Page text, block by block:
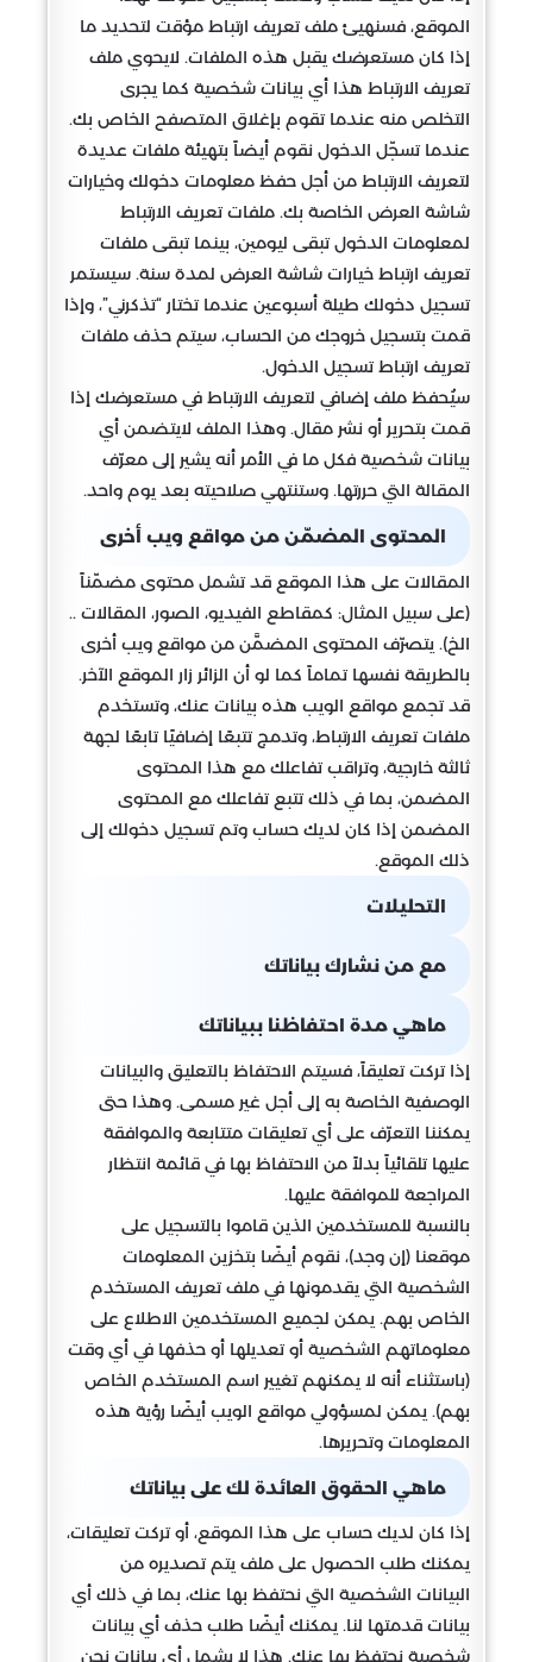
الموقع، فسنهيئ ملف تعريف ارتباط مؤقت لتحديد ما
إذا كان مستعرضك يقبل هذه الملفات. لايحوي ملف
تعريف الارتباط هذا أي بيانات شخصية كما يجرى
التخلص منه عندما تقوم بإغلاق المتصفح الخاص بك.
عندما تسجّل الدخول نقوم أيضاً بتهيئة ملفات عديدة
لتعريف الارتباط من أجل حفظ معلومات دخولك وخيارات
شاشة العرض الخاصة بك. ملفات تعريف الارتباط
لمعلومات الدخول تبقى ليومين، بينما تبقى ملفات
تعريف ارتباط خيارات شاشة العرض لمدة سنة. سيستمر
تسجيل دخولك طيلة أسبوعين عندما تختار “تذكرني”، وإذا
قمت بتسجيل خروجك من الحساب، سيتم حذف ملفات
تعريف ارتباط تسجيل الدخول.
سيُحفظ ملف إضافي لتعريف الارتباط في مستعرضك إذا
قمت بتحرير أو نشر مقال. وهذا الملف لايتضمن أي
بيانات شخصية فكل ما في الأمر أنه يشير إلى معرّف
المقالة التي حررتها. وستنتهي صلاحيته بعد يوم واحد.
المحتوى المضمّن من مواقع ويب أخرى
المقالات على هذا الموقع قد تشمل محتوى مضمّناً
(على سبيل المثال: كمقاطع الفيديو، الصور، المقالات ..
الخ). يتصرّف المحتوى المضمَّن من مواقع ويب أخرى
بالطريقة نفسها تماماً كما لو أن الزائر زار الموقع الآخر.
قد تجمع مواقع الويب هذه بيانات عنك، وتستخدم
ملفات تعريف الارتباط، وتدمج تتبعًا إضافيًا تابعًا لجهة
ثالثة خارجية، وتراقب تفاعلك مع هذا المحتوى
المضمن، بما في ذلك تتبع تفاعلك مع المحتوى
المضمن إذا كان لديك حساب وتم تسجيل دخولك إلى
ذلك الموقع.
التحليلات
مع من نشارك بياناتك
ماهي مدة احتفاظنا ببياناتك
إذا تركت تعليقاً، فسيتم الاحتفاظ بالتعليق والبيانات
الوصفية الخاصة به إلى أجل غير مسمى. وهذا حتى
يمكننا التعرّف على أي تعليقات متتابعة والموافقة
عليها تلقائياً بدلاً من الاحتفاظ بها في قائمة انتظار
المراجعة للموافقة عليها.
بالنسبة للمستخدمين الذين قاموا بالتسجيل على
موقعنا (إن وجد)، نقوم أيضًا بتخزين المعلومات
الشخصية التي يقدمونها في ملف تعريف المستخدم
الخاص بهم. يمكن لجميع المستخدمين الاطلاع على
معلوماتهم الشخصية أو تعديلها أو حذفها في أي وقت
(باستثناء أنه لا يمكنهم تغيير اسم المستخدم الخاص
بهم). يمكن لمسؤولي مواقع الويب أيضًا رؤية هذه
المعلومات وتحريرها.
ماهي الحقوق العائدة لك على بياناتك
إذا كان لديك حساب على هذا الموقع، أو تركت تعليقات،
يمكنك طلب الحصول على ملف يتم تصديره من
البيانات الشخصية التي نحتفظ بها عنك، بما في ذلك أي
بيانات قدمتها لنا. يمكنك أيضًا طلب حذف أي بيانات
شخصية نحتفظ بها عنك. هذا لا يشمل أي بيانات نحن